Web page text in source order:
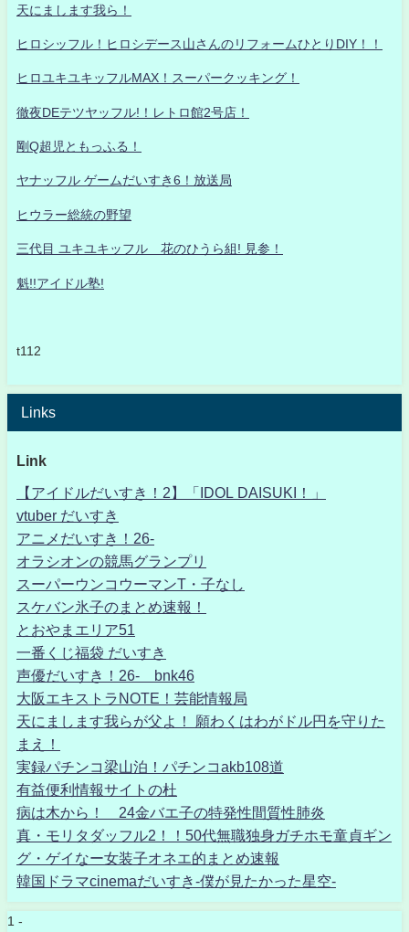
天にまします我ら！
ヒロシッフル！ヒロシデース山さんのリフォームひとりDIY！！
ヒロユキユキッフルMAX！スーパークッキング！
徹夜DEテツヤッフル!！レトロ館2号店！
剛Q超児ともっふる！
ヤナッフル ゲームだいすき6！放送局
ヒウラー総統の野望
三代目 ユキユキッフル 花のひうら組! 見参！
魁!!アイドル塾!
t112
Links
Link
【アイドルだいすき！2】「IDOL DAISUKI！」
vtuber だいすき
アニメだいすき！26-
オラシオンの競馬グランプリ
スーパーウンコウーマンT・子なし
スケバン氷子のまとめ速報！
とおやまエリア51
一番くじ福袋 だいすき
声優だいすき！26- bnk46
大阪エキストラNOTE！芸能情報局
天にまします我らが父よ！ 願わくはわがドル円を守りた
まえ！
実録パチンコ梁山泊！パチンコakb108道
有益便利情報サイトの杜
病は木から！ 24金バエ子の特発性間質性肺炎
真・モリタダッフル2！！50代無職独身ガチホモ童貞ギン
グ・ゲイなー女装子オネエ的まとめ速報
韓国ドラマcinemaだいすき-僕が見たかった星空-
1 -